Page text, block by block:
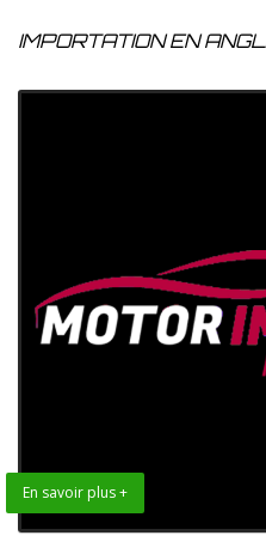
IMPORTATION EN
En savoir plus +